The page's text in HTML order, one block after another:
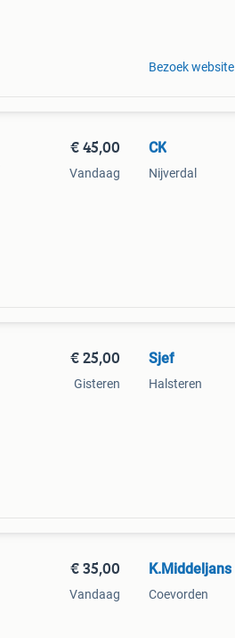
Bezoek website
€ 45,00
Vandaag
CK
Nijverdal
€ 25,00
Gisteren
Sjef
Halsteren
€ 35,00
Vandaag
K.Middeljans
Coevorden